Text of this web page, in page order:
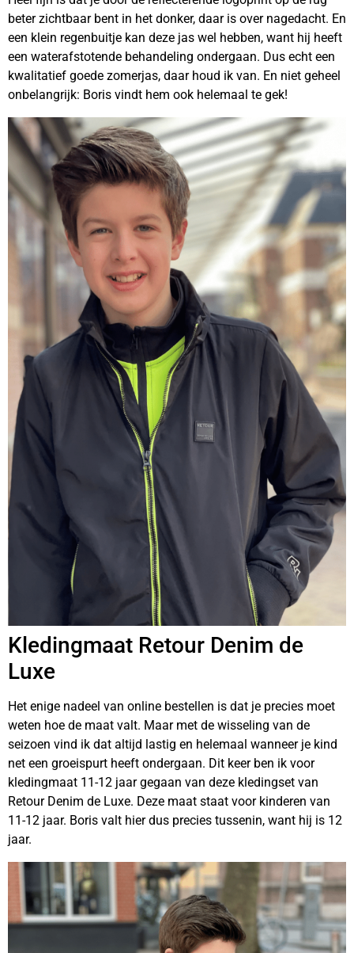
beter zichtbaar bent in het donker, daar is over nagedacht. En
een klein regenbuitje kan deze jas wel hebben, want hij heeft
een waterafstotende behandeling ondergaan. Dus echt een
kwalitatief goede zomerjas, daar houd ik van. En niet geheel
onbelangrijk: Boris vindt hem ook helemaal te gek!
Kledingmaat Retour Denim de
Luxe
Het enige nadeel van online bestellen is dat je precies moet
weten hoe de maat valt. Maar met de wisseling van de
seizoen vind ik dat altijd lastig en helemaal wanneer je kind
net een groeispurt heeft ondergaan. Dit keer ben ik voor
kledingmaat 11-12 jaar gegaan van deze kledingset van
Retour Denim de Luxe. Deze maat staat voor kinderen van
11-12 jaar. Boris valt hier dus precies tussenin, want hij is 12
jaar.